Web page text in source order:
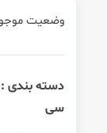
وضعیت
دسته بندی :
سی